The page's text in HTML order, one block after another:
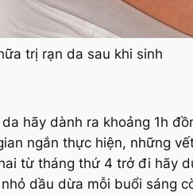
trị rạn da sau khi sinh
hãy dành ra khoảng 1h
ngắn thực hiện, những
từ tháng thứ 4 trở đi hãy
dầu dừa mỗi buổi sáng